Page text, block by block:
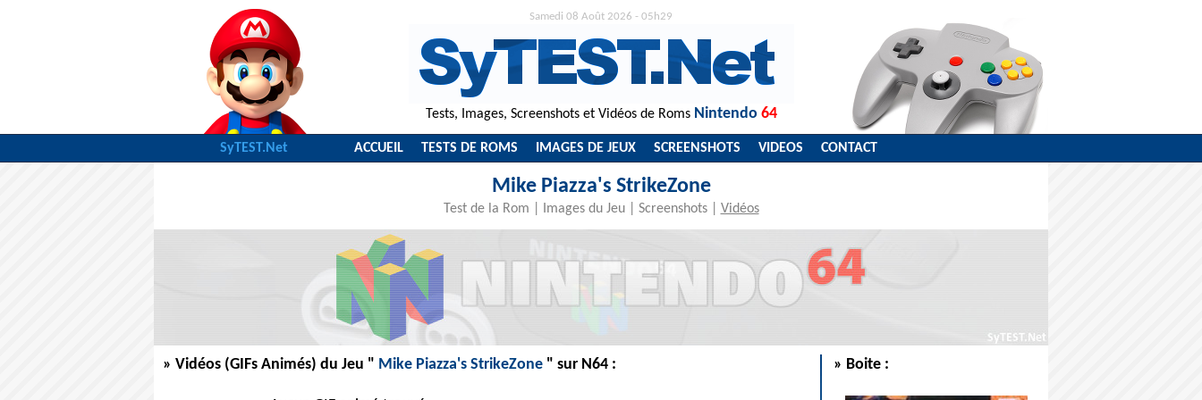
Samedi 08 Août 2026 - 05h29
Tests, Images, Screenshots et Vidéos de Roms Nintendo 64
SyTEST.Net ACCUEIL TESTS DE ROMS IMAGES DE JEUX SCREENSHOTS VIDEOS CONTACT
Mike Piazza's StrikeZone
Test de la Rom Images du Jeu| Screenshots| Vidéos
» Vidéos (GIFs Animés) du Jeu " Mike Piazza's StrikeZone " sur N64 : » Boite :